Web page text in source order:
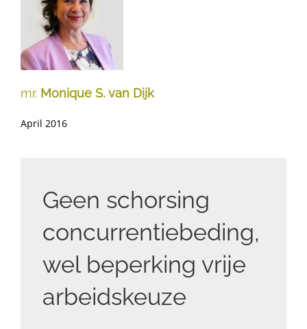
mr. Monique S. van Dijk
April 2016
Geen schorsing
concurrentiebeding,
wel beperking vrije
arbeidskeuze